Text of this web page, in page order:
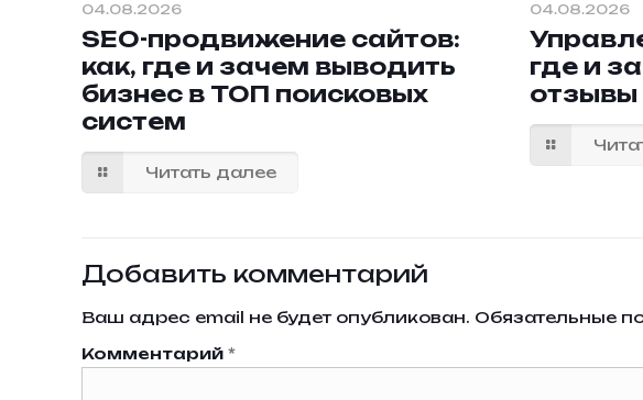
04.08.2026
SEO-продвижение сайтов:
как, где и зачем выводить
бизнес в ТОП поисковых
систем
Читать далее
04.08.2026
где и
отзывы
Добавить комментарий
Ваш адрес email не будет опубликован. Обязательные
Комментарий *